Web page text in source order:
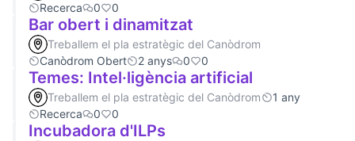
Recerca
0 0
Bar obert i dinamitzat
Treballem el pla estratègic del Canòdrom
Canòdrom Obert
2 anys 0 0
Temes: Intel·ligència artificial
Treballem el pla estratègic del Canòdrom
1 any
Recerca
0 0
Incubadora d'ILPs